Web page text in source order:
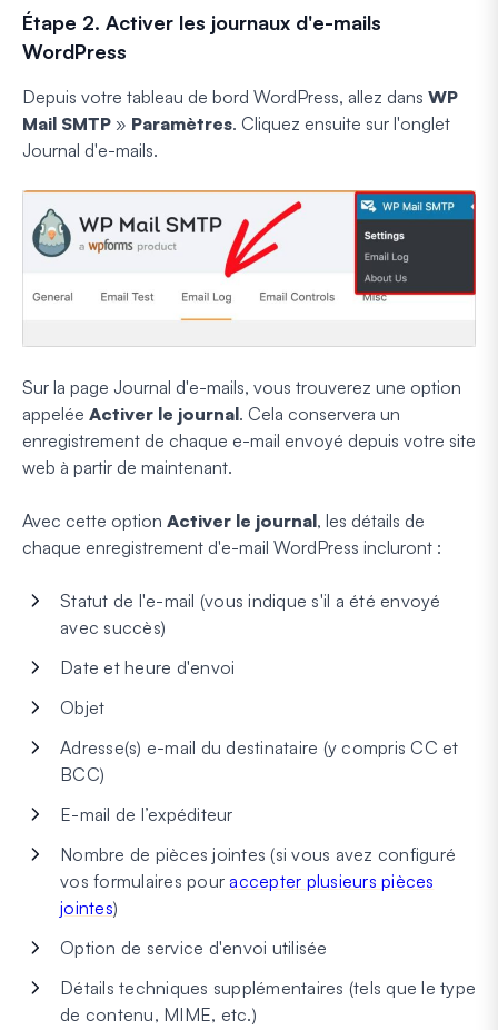
Étape 2. Activer les journaux d'e-mails
WordPress
Depuis votre tableau de bord WordPress, allez dans WP
Mail SMTP » Paramètres. Cliquez ensuite sur l'onglet
Journal d'e-mails.
Sur la page Journal d'e-mails, vous trouverez une option
appelée Activer le journal. Cela conservera un
enregistrement de chaque e-mail envoyé depuis votre site
web à partir de maintenant.
Avec cette option Activer le journal, les détails de
chaque enregistrement d'e-mail WordPress incluront :
Statut de l'e-mail (vous indique s'il a été envoyé
avec succès)
Date et heure d'envoi
Objet
Adresse(s) e-mail du destinataire (y compris CC et
BCC)
E-mail de l’expéditeur
Nombre de pièces jointes (si vous avez configuré
vos formulaires pouraccepter plusieurs pièces
jointes)
Option de service d'envoi utilisée
Détails techniques supplémentaires (tels que le type
de contenu, MIME, etc.)